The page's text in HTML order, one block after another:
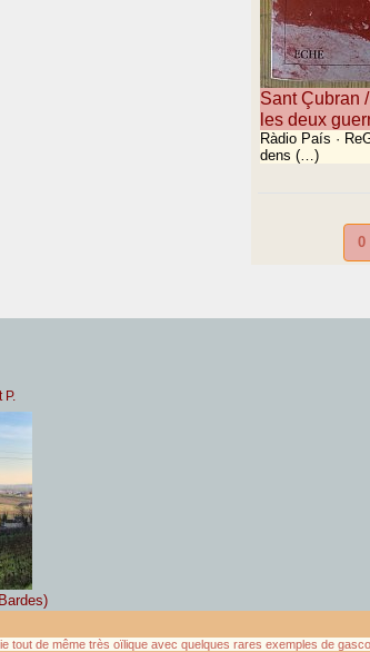
Sant Çubran
les deux
Ràdio País ·
dens (…)
0
P.
tout de même très oïlique avec quelques rares exemples de